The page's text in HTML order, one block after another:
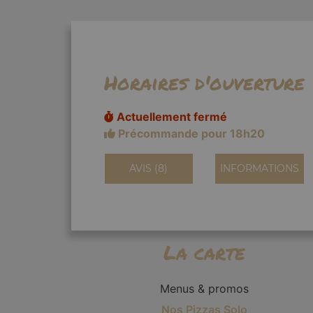
Horaires d'ouverture
Actuellement fermé
Précommande pour 18h20
AVIS (8) INFORMATIONS
La carte
Menus & promos
Nos Pizzas Solo